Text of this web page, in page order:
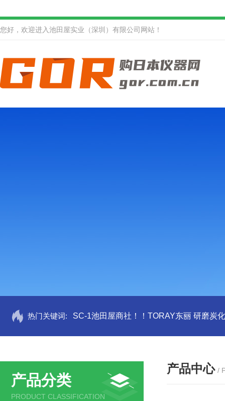
您好，欢迎进入池田屋实业（深圳）有限公司网站！
热门关键词: SC-1池田屋商社！！TORAY东丽 研磨炭
产品分类
PRODUCT CLASSIFICATION
产品中心 /